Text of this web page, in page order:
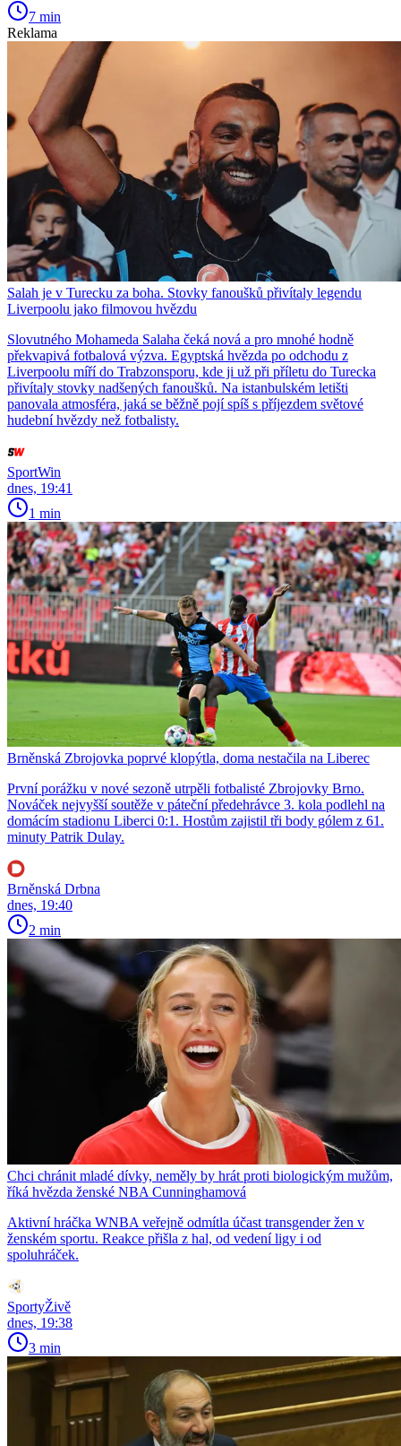
7 min
Reklama
Salah je v Turecku za boha. Stovky fanoušků přivítaly legendu
Liverpoolu jako filmovou hvězdu
Slovutného Mohameda Salaha čeká nová a pro mnohé hodně
překvapivá fotbalová výzva. Egyptská hvězda po odchodu z
Liverpoolu míří do Trabzonsporu, kde ji už při příletu do Turecka
přivítaly stovky nadšených fanoušků. Na istanbulském letišti
panovala atmosféra, jaká se běžně pojí spíš s příjezdem světové
hudební hvězdy než fotbalisty.
SportWin
dnes, 19:41
1 min
Brněnská Zbrojovka poprvé klopýtla, doma nestačila na Liberec
První porážku v nové sezoně utrpěli fotbalisté Zbrojovky Brno.
Nováček nejvyšší soutěže v páteční předehrávce 3. kola podlehl na
domácím stadionu Liberci 0:1. Hostům zajistil tři body gólem z 61.
minuty Patrik Dulay.
Brněnská Drbna
dnes, 19:40
2 min
Chci chránit mladé dívky, neměly by hrát proti biologickým mužům,
říká hvězda ženské NBA Cunninghamová
Aktivní hráčka WNBA veřejně odmítla účast transgender žen v
ženském sportu. Reakce přišla z hal, od vedení ligy i od
spoluhráček.
SportyŽivě
dnes, 19:38
3 min